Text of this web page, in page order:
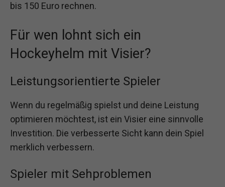
bis 150 Euro rechnen.
Für wen lohnt sich ein
Hockeyhelm mit Visier?
Leistungsorientierte Spieler
Wenn du regelmäßig spielst und deine Leistung
optimieren möchtest, ist ein Visier eine sinnvolle
Investition. Die verbesserte Sicht kann dein Spiel
merklich verbessern.
Spieler mit Sehproblemen